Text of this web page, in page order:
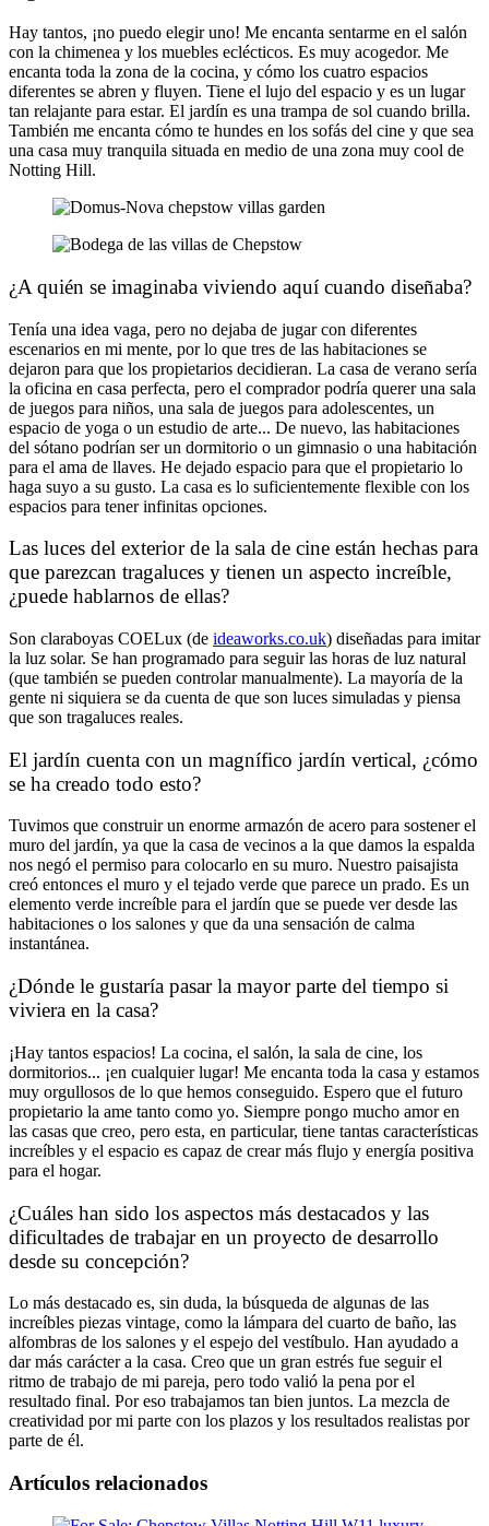
Hay tantos, ¡no puedo elegir uno! Me encanta sentarme en el salón
con la chimenea y los muebles eclécticos. Es muy acogedor. Me
encanta toda la zona de la cocina, y cómo los cuatro espacios
diferentes se abren y fluyen. Tiene el lujo del espacio y es un lugar
tan relajante para estar. El jardín es una trampa de sol cuando brilla.
También me encanta cómo te hundes en los sofás del cine y que sea
una casa muy tranquila situada en medio de una zona muy cool de
Notting Hill.
¿A quién se imaginaba viviendo aquí cuando diseñaba?
Tenía una idea vaga, pero no dejaba de jugar con diferentes
escenarios en mi mente, por lo que tres de las habitaciones se
dejaron para que los propietarios decidieran. La casa de verano sería
la oficina en casa perfecta, pero el comprador podría querer una sala
de juegos para niños, una sala de juegos para adolescentes, un
espacio de yoga o un estudio de arte... De nuevo, las habitaciones
del sótano podrían ser un dormitorio o un gimnasio o una habitación
para el ama de llaves. He dejado espacio para que el propietario lo
haga suyo a su gusto. La casa es lo suficientemente flexible con los
espacios para tener infinitas opciones.
Las luces del exterior de la sala de cine están hechas para
que parezcan tragaluces y tienen un aspecto increíble,
¿puede hablarnos de ellas?
Son claraboyas COELux (de ideaworks.co.uk) diseñadas para imitar
la luz solar. Se han programado para seguir las horas de luz natural
(que también se pueden controlar manualmente). La mayoría de la
gente ni siquiera se da cuenta de que son luces simuladas y piensa
que son tragaluces reales.
El jardín cuenta con un magnífico jardín vertical, ¿cómo
se ha creado todo esto?
Tuvimos que construir un enorme armazón de acero para sostener el
muro del jardín, ya que la casa de vecinos a la que damos la espalda
nos negó el permiso para colocarlo en su muro. Nuestro paisajista
creó entonces el muro y el tejado verde que parece un prado. Es un
elemento verde increíble para el jardín que se puede ver desde las
habitaciones o los salones y que da una sensación de calma
instantánea.
¿Dónde le gustaría pasar la mayor parte del tiempo si
viviera en la casa?
¡Hay tantos espacios! La cocina, el salón, la sala de cine, los
dormitorios... ¡en cualquier lugar! Me encanta toda la casa y estamos
muy orgullosos de lo que hemos conseguido. Espero que el futuro
propietario la ame tanto como yo. Siempre pongo mucho amor en
las casas que creo, pero esta, en particular, tiene tantas características
increíbles y el espacio es capaz de crear más flujo y energía positiva
para el hogar.
¿Cuáles han sido los aspectos más destacados y las
dificultades de trabajar en un proyecto de desarrollo
desde su concepción?
Lo más destacado es, sin duda, la búsqueda de algunas de las
increíbles piezas vintage, como la lámpara del cuarto de baño, las
alfombras de los salones y el espejo del vestíbulo. Han ayudado a
dar más carácter a la casa. Creo que un gran estrés fue seguir el
ritmo de trabajo de mi pareja, pero todo valió la pena por el
resultado final. Por eso trabajamos tan bien juntos. La mezcla de
creatividad por mi parte con los plazos y los resultados realistas por
parte de él.
Artículos relacionados